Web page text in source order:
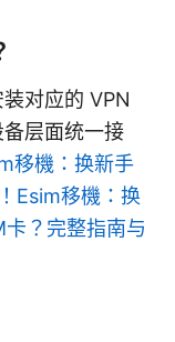
对应的 VPN
层面统一接
移機：换新手
Esim移機：换
？完整指南与